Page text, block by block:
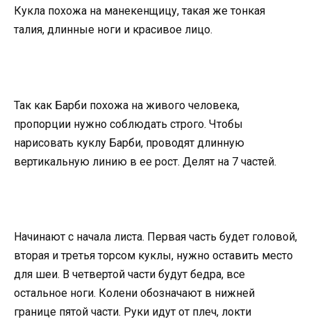
Кукла похожа на манекенщицу, такая же тонкая
талия, длинные ноги и красивое лицо.
Так как Барби похожа на живого человека,
пропорции нужно соблюдать строго. Чтобы
нарисовать куклу Барби, проводят длинную
вертикальную линию в ее рост. Делят на 7 частей.
Начинают с начала листа. Первая часть будет головой,
вторая и третья торсом куклы, нужно оставить место
для шеи. В четвертой части будут бедра, все
остальное ноги. Колени обозначают в нижней
границе пятой части. Руки идут от плеч, локти